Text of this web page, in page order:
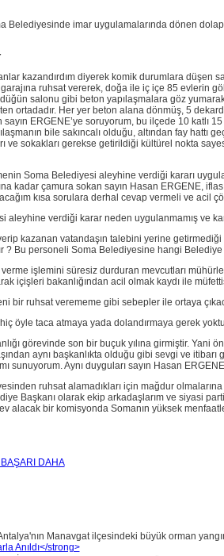
Belediyesinde imar uygulamalarında dönen
kazandırdım diyerek komik durumlara düşen
ruhsat vererek, doğa ile iç içe 85 evlerin
salonu gibi beton yapılaşmalara göz
ortadadır. Her yer beton alana dönmüş, 5
sayın ERGENE’ye soruyorum, bu ilçede 10
bile sakıncalı olduğu, altından fay hattı
ve sokakları gerekse getirildiği kültürel nokta
Soma Belediyesi aleyhine verdiği kararı
kadar çamura sokan sayın Hasan ERGENE,
kısa sorulara derhal cevap vermeli ve acil
aleyhine verdiği karar neden uygulanmamış ve
kazanan vatandaşın talebini yerine
? Bu personeli Soma Belediyesine hangi Belediye
işlemini süresiz durduran mevcutları
içişleri bakanlığından acil olmak kaydı ile
bir ruhsat verememe gibi sebepler ile ortaya
öyle taca atmaya yada dolandırmaya gerek
görevinde son bir buçuk yılına girmiştir. Yani
aynı başkanlıkta olduğu gibi sevgi ve
sunuyorum. Aynı duyguları sayın Hasan
ruhsat alamadıkları için mağdur
Başkanı olarak ekip arkadaşlarım ve siyasi
alacak bir komisyonda Somanın yüksek
DAHA
Manavgat ilçesindeki büyük orman